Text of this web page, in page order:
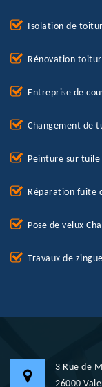
Isolation de
Rénovation
Entreprise de
Changement de
Peinture sur tuile
Réparation fuite
Pose de velux
Travaux de
3 Rue de
26000